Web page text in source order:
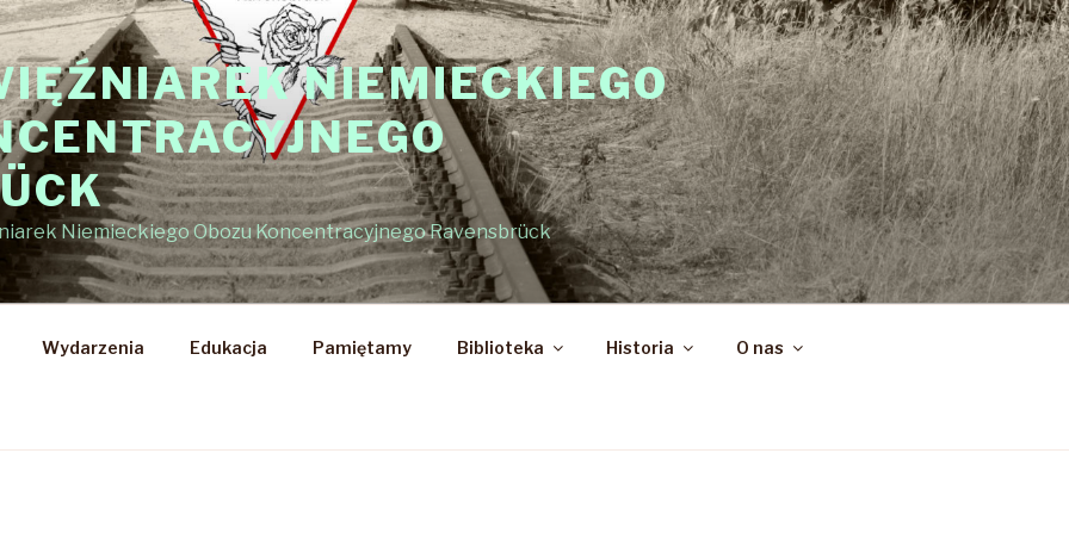
NIEMIECKIEGO
Niemieckiego Obozu Koncentracyjnego Ravensbrück
Wydarzenia Edukacja Pamiętamy Biblioteka Historia O nas